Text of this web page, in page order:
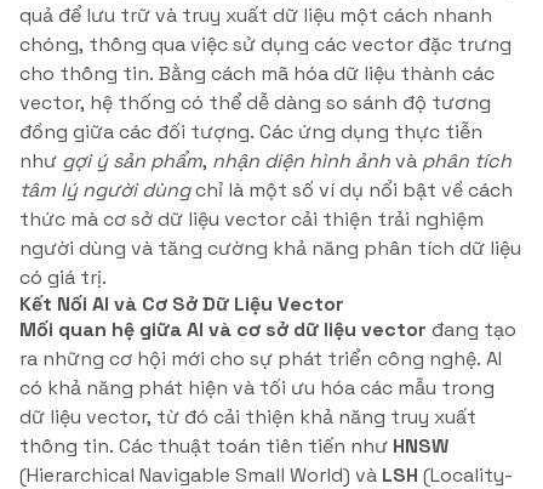
quả để lưu trữ và truy xuất dữ liệu một cách nhanh
chóng, thông qua việc sử dụng các vector đặc trưng
cho thông tin. Bằng cách mã hóa dữ liệu thành các
vector, hệ thống có thể dễ dàng so sánh độ tương
đồng giữa các đối tượng. Các ứng dụng thực tiễn
như gợi ý sản phẩm, nhận diện hình ảnhvà phân tích
tâm lý người dùngchỉ là một số ví dụ nổi bật về cách
thức mà cơ sở dữ liệu vector cải thiện trải nghiệm
người dùng và tăng cường khả năng phân tích dữ liệu
có giá trị.
Kết Nối AI và Cơ Sở Dữ Liệu Vector
Mối quan hệ giữa AI và cơ sở dữ liệu vector đang tạo
ra những cơ hội mới cho sự phát triển công nghệ. AI
có khả năng phát hiện và tối ưu hóa các mẫu trong
dữ liệu vector, từ đó cải thiện khả năng truy xuất
thông tin. Các thuật toán tiên tiến như HNSW
(Hierarchical Navigable Small World) và LSH (Locality-